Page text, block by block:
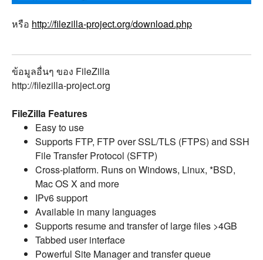
หรือ http://filezilla-project.org/download.php
ข้อมูลอื่นๆ ของ FileZilla
http://filezilla-project.org
FileZilla Features
Easy to use
Supports FTP, FTP over SSL/TLS (FTPS) and SSH
File Transfer Protocol (SFTP)
Cross-platform. Runs on Windows, Linux, *BSD,
Mac OS X and more
IPv6 support
Available in many languages
Supports resume and transfer of large files >4GB
Tabbed user interface
Powerful Site Manager and transfer queue